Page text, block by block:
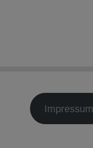
Impressum